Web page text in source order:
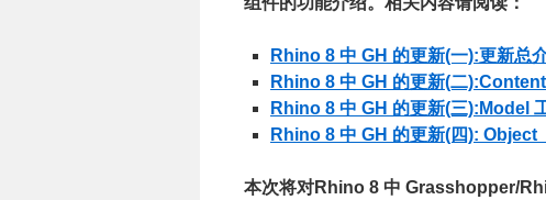
Rhino 8 中 GH 的更新(一):更新总
Rhino 8 中 GH 的更新(二
Rhino 8 中 GH 的更新(三):Model
Rhino 8 中 GH 的更新(四): Object
本次将对Rhino 8 中 Grasshopper/